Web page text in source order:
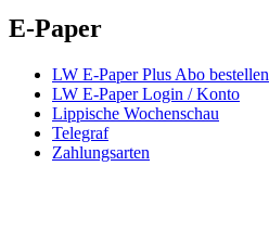
E-Paper
LW E-Paper Plus Abo bestellen
LW E-Paper Login / Konto
Lippische Wochenschau
Telegraf
Zahlungsarten